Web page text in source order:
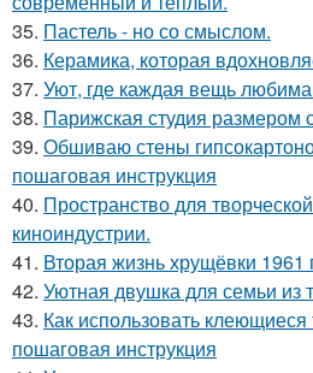
35. Пастель - но со смыслом.
36. Керамика, которая
37. Уют, где каждая вещь
38. Парижская студия размером
39. Обшиваю стены
пошаговая инструкция
40. Пространство для
киноиндустрии.
41. Вторая жизнь хрущёвки 1961
42. Уютная двушка для семьи из
43. Как использовать
пошаговая инструкция